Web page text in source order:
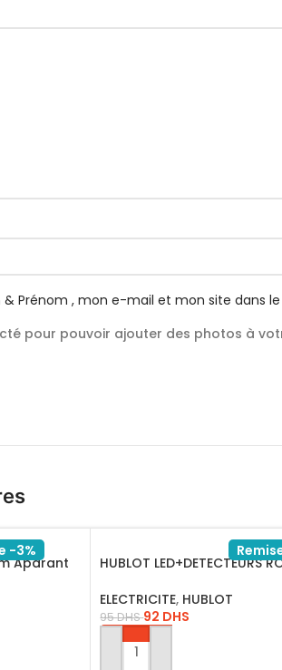
& Prénom , mon e-mail et mon site dans
pour pouvoir ajouter des photos à
-3%
Aparant
HUBLOT LED+DETECTEURS
ELECTRICITE, HUBLOT
95DHS92 DHS
AJOUTER AU PANIER